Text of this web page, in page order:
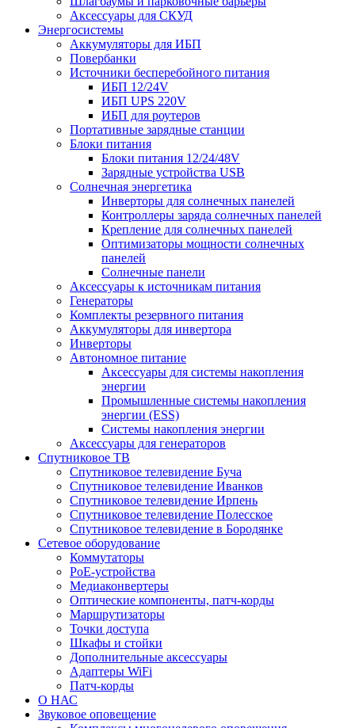
Аксессуары для СКУД
Энергосистемы
Аккумуляторы для ИБП
Повербанки
Источники бесперебойного питания
ИБП 12/24V
ИБП UPS 220V
ИБП для роутеров
Портативные зарядные станции
Блоки питания
Блоки питания 12/24/48V
Зарядные устройства USB
Солнечная энергетика
Инверторы для солнечных панелей
Контроллеры заряда солнечных панелей
Крепление для солнечных панелей
Оптимизаторы мощности солнечных
панелей
Солнечные панели
Аксессуары к источникам питания
Генераторы
Комплекты резервного питания
Аккумуляторы для инвертора
Инверторы
Автономное питание
Аксессуары для системы накопления
энергии
Промышленные системы накопления
энергии (ESS)
Системы накопления энергии
Аксессуары для генераторов
Спутниковое ТВ
Спутниковое телевидение Буча
Спутниковое телевидение Иванков
Спутниковое телевидение Ирпень
Спутниковое телевидение Полесское
Спутниковое телевидение в Бородянке
Сетевое оборудование
Коммутаторы
PoE-устройства
Медиаконвертеры
Оптические компоненты, патч-корды
Маршрутизаторы
Точки доступа
Шкафы и стойки
Дополнительные аксессуары
Адаптеры WiFi
Патч-корды
О НАС
Звуковое оповещение